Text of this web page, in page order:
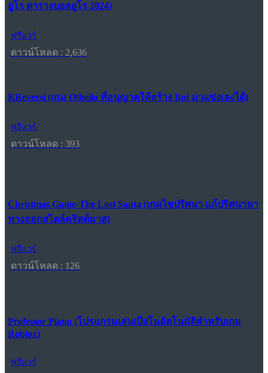
ยูโร ตารางบอลยูโร 2024)
ฟรีแวร์
ดาวน์โหลด : 2,636
KReversi (เกม Othello ที่อนุญาตให้สร้าง Bot มาแข่งเองได้)
ฟรีแวร์
ดาวน์โหลด : 393
Christmas Game-The Lost Santa (เกมไขปริศนา แก้ปริศนาหา
ทางออกสไตล์คริสต์มาส)
ฟรีแวร์
ดาวน์โหลด : 126
Professor Piano (โปรแกรมเล่นเปียโนอัตโนมัติสำหรับเกม
Roblox)
ฟรีแวร์